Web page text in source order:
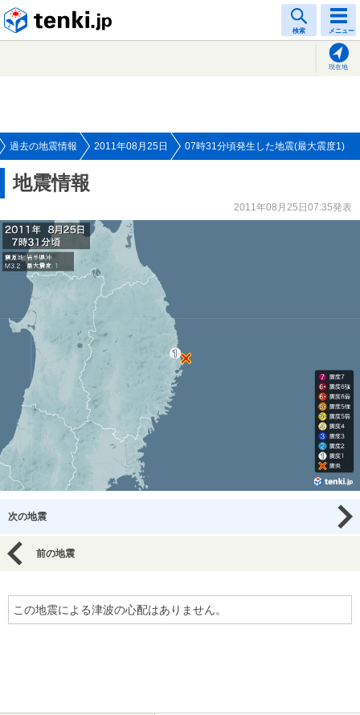
検索 メニュー
現在地
過去の地震情報 2011年08月25日 07時31分頃発生した地震(最大震度1)
地震情報
2011年08月25日07:35発表
次の地震
前の地震
この地震による津波の心配はありません。